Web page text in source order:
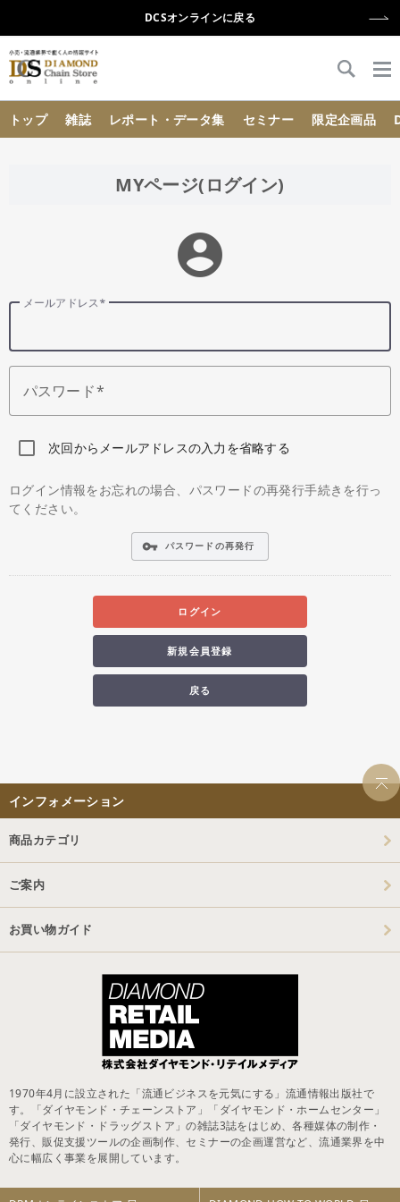
DCSオンラインに戻る
トップ 雑誌 レポート・データ集 セミナー 限定企画品
MYページ(ログイン)
account_circle
メールアドレス
パスワード
次回からメールアドレスの入力を省略する
ログイン情報をお忘れの場合、パスワードの再発行手続きを行っ
てください。
vpn_key パスワードの再発行
ログイン
新規会員登録
戻る
インフォメーション
商品カテゴリ
ご案内
お買い物ガイド
1970年4月に設立された「流通ビジネスを元気にする」流通情報出版社で
す。「ダイヤモンド・チェーンストア」「ダイヤモンド・ホームセンター」
「ダイヤモンド・ドラッグストア」の雑誌3誌をはじめ、各種媒体の制作・
発行、販促支援ツールの企画制作、セミナーの企画運営など、流通業界を中
心に幅広く事業を展開しています。